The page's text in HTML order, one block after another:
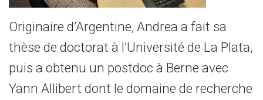
Originaire d’Argentine, Andrea a fait sa
thèse de doctorat à l’Université de La Plata,
puis a obtenu un postdoc à Berne avec
Yann Allibert dont le domaine de recherche